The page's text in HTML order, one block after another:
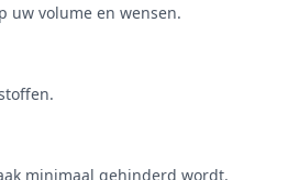
uw volume en wensen.
minimaal gehinderd wordt.